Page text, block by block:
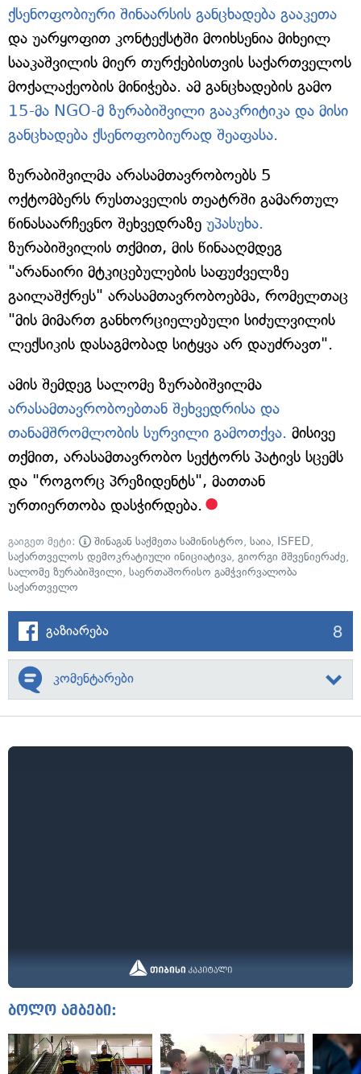
ქსენოფობიური შინაარსის განცხადება გააკეთა
და უარყოფით კონტექსტში მოიხსენია მიხეილ
სააკაშვილის მიერ თურქებისთვის საქართველოს
მოქალაქეობის მინიჭება. ამ განცხადების გამო
15-მა NGO-მ ზურაბიშვილი გააკრიტიკა და მისი
განცხადება ქსენოფობიურად შეაფასა.
ზურაბიშვილმა არასამთავრობოებს 5
ოქტომბერს რუსთაველის თეატრში გამართულ
წინასაარჩევნო შეხვედრაზე უპასუხა.
ზურაბიშვილის თქმით, მის წინააღმდეგ
"არანაირი მტკიცებულების საფუძველზე
გაილაშქრეს" არასამთავრობოებმა, რომელთაც
"მის მიმართ განხორციელებული სიძულვილის
ლექსიკის დასაგმობად სიტყვა არ დაუძრავთ".
ამის შემდეგ სალომე ზურაბიშვილმა
არასამთავრობოებთან შეხვედრისა და
თანამშრომლობის სურვილი გამოთქვა. მისივე
თქმით, არასამთავრობო სექტორს პატივს სცემს
და "როგორც პრეზიდენტს", მათთან
ურთიერთობა დასჭირდება.
გაიგეთ მეტი: შინაგან საქმეთა სამინისტრო, საია, ISFED,
საქართველოს დემოკრატიული ინიციატივა, გიორგი მშვენიერაძე,
სალომე ზურაბიშვილი, საერთაშორისო გამჭვირვალობა
საქართველო
გაზიარება 8
კომენტარები
ბოლო ამბები: